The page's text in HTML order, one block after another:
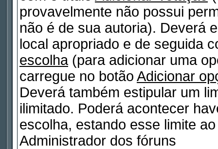
provavelmente não possui
não é de sua autoria). Deverá
local apropriado e de seguida
escolha(para adicionar uma
carregue no botão Adicionar
Deverá também estipular um
ilimitado. Poderá acontecer
escolha, estando esse limite
Administrador dos fóruns